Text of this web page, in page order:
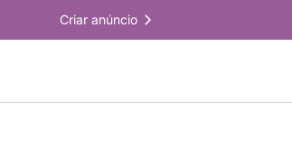
Criar anúncio